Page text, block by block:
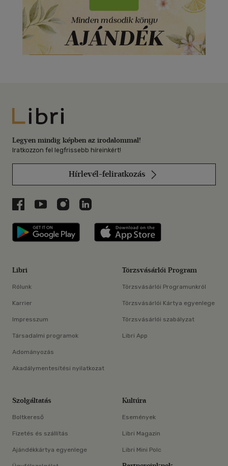
Libri
Legyen mindig képben az irodalommal!
Iratkozzon fel legfrissebb híreinkért!
Hírlevél-feliratkozás
Libri a Facebookon
Libri a Youtube-on
Libri az Instagramon
Libri a LinkedInen
Libri applikáció Szerezd meg: Google
Libri
Rólunk
Karrier
Impresszum
Társadalmi programok
Adományozás
Akadálymentesítési nyilatkozat
Törzsvásárlói Program
Törzsvásárlói Programunkról
Törzsvásárlói Kártya egyenlege
Törzsvásárlói szabályzat
Libri App
Szolgáltatás
Boltkereső
Fizetés és szállítás
Ajándékkártya egyenlege
Kultúra
Események
Libri Magazin
Libri Mini Polc